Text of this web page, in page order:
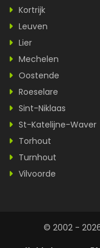
Kortrijk
Leuven
Lier
Mechelen
Oostende
Roeselare
Sint-Niklaas
St-Katelijne-Waver
Torhout
Turnhout
Vilvoorde
© 2002 -